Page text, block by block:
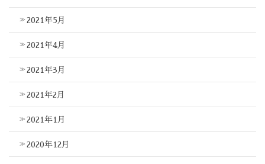
2021年5月
2021年4月
2021年3月
2021年2月
2021年1月
2020年12月